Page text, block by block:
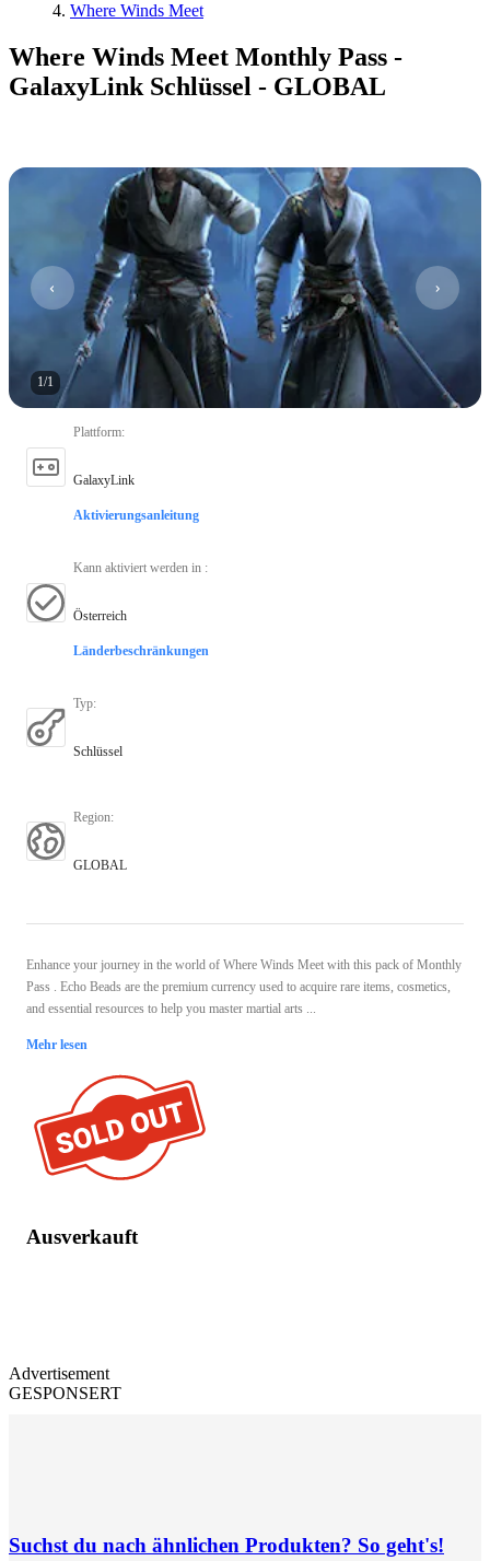
Where Winds Meet
Where Winds Meet Monthly Pass -
GalaxyLink Schlüssel - GLOBAL
1/1
Plattform:
GalaxyLink
Aktivierungsanleitung
Kann aktiviert werden in :
Österreich
Länderbeschränkungen
Typ:
Schlüssel
Region:
GLOBAL
Enhance your journey in the world of Where Winds Meet with this pack of Monthly
Pass . Echo Beads are the premium currency used to acquire rare items, cosmetics,
and essential resources to help you master martial arts ...
Mehr lesen
Ausverkauft
Advertisement
GESPONSERT
Suchst du nach ähnlichen Produkten? So geht's!